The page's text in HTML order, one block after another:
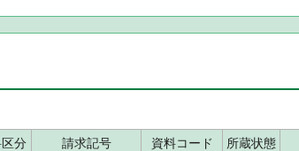
分 請求記号 資料コード 所蔵状態